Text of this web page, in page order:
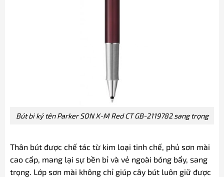
Bút bi ký tên Parker SON X-M Red CT GB-2119782 sang trọng
Thân bút được chế tác từ kim loại tinh chế, phủ sơn mài
cao cấp, mang lại sự bền bỉ và vẻ ngoài bóng bẩy, sang
trọng. Lớp sơn mài không chỉ giúp cây bút luôn giữ được